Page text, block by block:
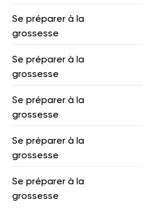
Se préparer à la
grossesse
Se préparer à la
grossesse
Se préparer à la
grossesse
Se préparer à la
grossesse
Se préparer à la
grossesse